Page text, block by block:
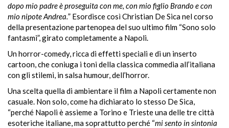
dopo mio padre è proseguita con me, con mio figlio Brando e con
mio nipote Andrea.” Esordisce così Christian De Sica nel corso
della presentazione partenopea del suo ultimo film “Sono solo
fantasmi”, girato completamente a Napoli.
Un horror-comedy, ricca di effetti speciali e di un inserto
cartoon, che coniuga i toni della classica commedia all’italiana
con gli stilemi, in salsa humour, dell’horror.
Una scelta quella di ambientare il film a Napoli certamente non
casuale. Non solo, come ha dichiarato lo stesso De Sica,
“perché Napoli è assieme a Torino e Trieste una delle tre città
esoteriche italiane, ma soprattutto perché “mi sento in sintonia